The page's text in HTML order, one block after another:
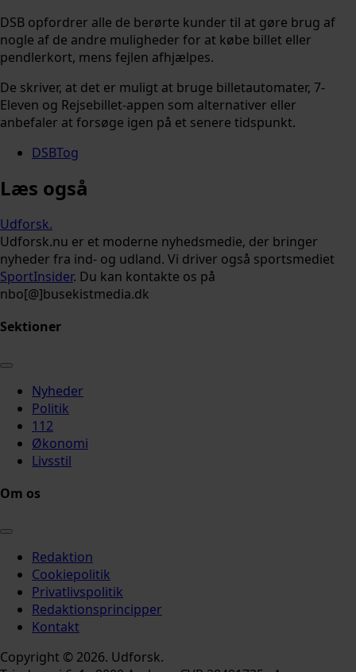
DSB opfordrer alle de berørte kunder til at gøre brug af
nogle af de andre muligheder for at købe billet eller
pendlerkort, mens fejlen afhjælpes.
De skriver, at det er muligt at bruge billetautomater, 7-
Eleven og Rejsebillet-appen som alternativer eller
anbefaler at forsøge igen på et senere tidspunkt.
DSBTog
Læs også
Udforsk.
Udforsk.nu er et moderne nyhedsmedie, der bringer
nyheder fra ind- og udland. Vi driver også sportsmediet
SportInsider. Du kan kontakte os på
nbo[@]busekistmedia.dk
Sektioner
Nyheder
Politik
112
Økonomi
Livsstil
Om os
Redaktion
Cookiepolitik
Privatlivspolitik
Redaktionsprincipper
Kontakt
Copyright © 2026. Udforsk.